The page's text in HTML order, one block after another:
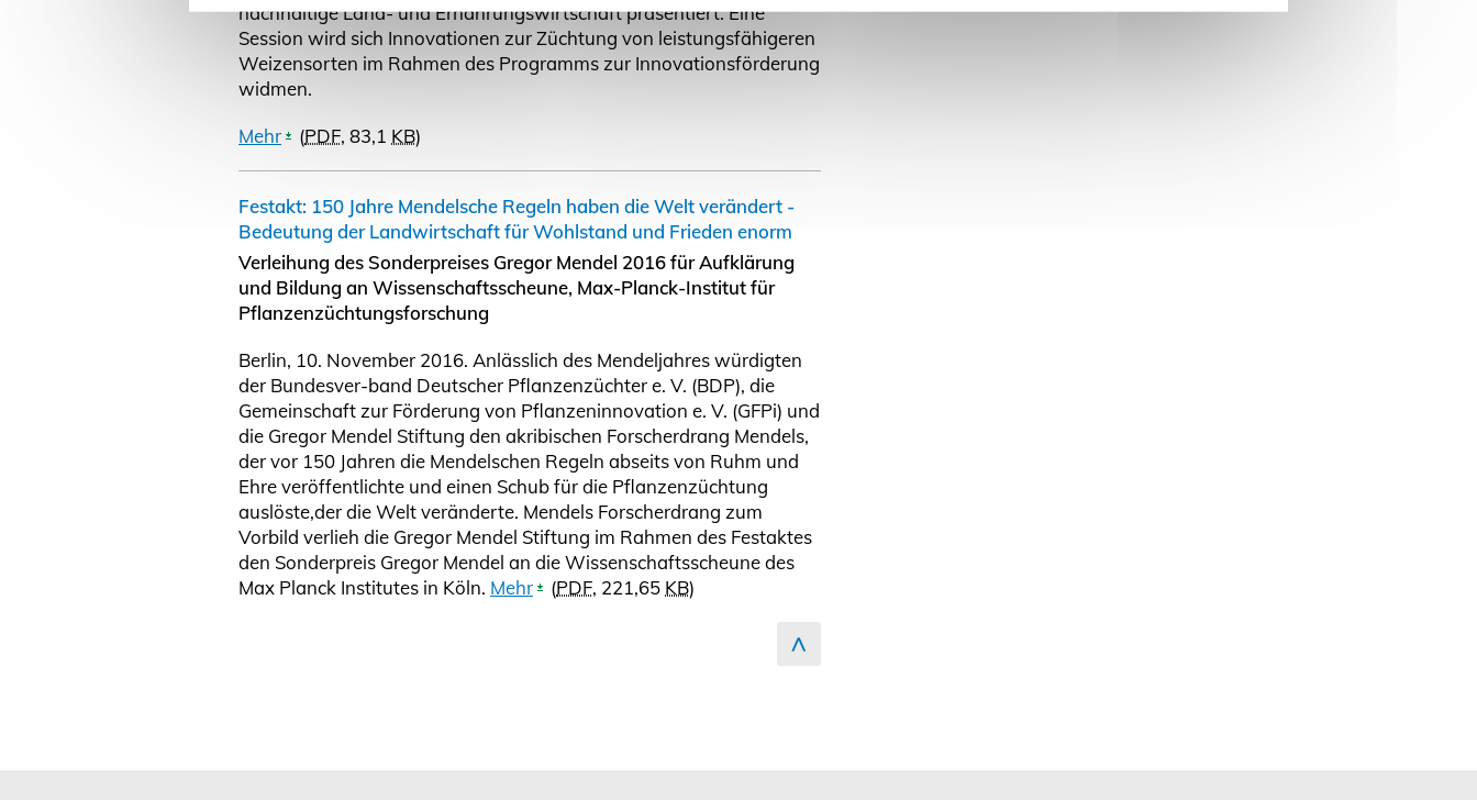
nachhaltige Land- und Ernährungswirtschaft präsentiert. Eine
Session wird sich Innovationen zur Züchtung von leistungsfähigeren
Weizensorten im Rahmen des Programms zur Innovationsförderung
widmen.
Mehr (PDF, 83,1 KB)
Festakt: 150 Jahre Mendelsche Regeln haben die Welt verändert -
Bedeutung der Landwirtschaft für Wohlstand und Frieden enorm
Verleihung des Sonderpreises Gregor Mendel 2016 für Aufklärung
und Bildung an Wissenschaftsscheune, Max-Planck-Institut für
Pflanzenzüchtungsforschung
Berlin, 10. November 2016. Anlässlich des Mendeljahres würdigten
der Bundesver-band Deutscher Pflanzenzüchter e. V. (BDP), die
Gemeinschaft zur Förderung von Pflanzeninnovation e. V. (GFPi) und
die Gregor Mendel Stiftung den akribischen Forscherdrang Mendels,
der vor 150 Jahren die Mendelschen Regeln abseits von Ruhm und
Ehre veröffentlichte und einen Schub für die Pflanzenzüchtung
auslöste,der die Welt veränderte. Mendels Forscherdrang zum
Vorbild verlieh die Gregor Mendel Stiftung im Rahmen des Festaktes
den Sonderpreis Gregor Mendel an die Wissenschaftsscheune des
Max Planck Institutes in Köln. Mehr (PDF, 221,65 KB) zum Seitenanfang